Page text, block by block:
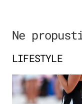
Ne
LIFESTYLE